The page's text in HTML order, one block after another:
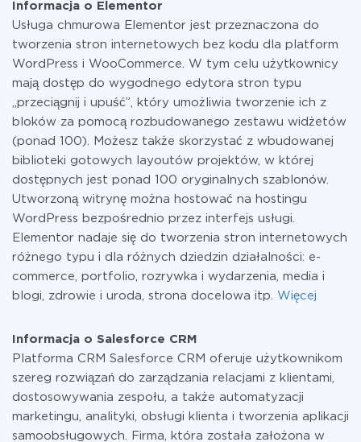
w razie potrzeby przełączyć się na płatną. Więcej
informacji otaryfach.
Informacja o Elementor
Usługa chmurowa Elementor jest przeznaczona do
tworzenia stron internetowych bez kodu dla platform
WordPress i WooCommerce. W tym celu użytkownicy
mają dostęp do wygodnego edytora stron typu
„przeciągnij i upuść”, który umożliwia tworzenie ich z
bloków za pomocą rozbudowanego zestawu widżetów
(ponad 100). Możesz także skorzystać z wbudowanej
biblioteki gotowych layoutów projektów, w której
dostępnych jest ponad 100 oryginalnych szablonów.
Utworzoną witrynę można hostować na hostingu
WordPress bezpośrednio przez interfejs usługi.
Elementor nadaje się do tworzenia stron internetowych
różnego typu i dla różnych dziedzin działalności: e-
commerce, portfolio, rozrywka i wydarzenia, media i
blogi, zdrowie i uroda, strona docelowa itp. Więcej
Informacja o Salesforce CRM
Platforma CRM Salesforce CRM oferuje użytkownikom
szereg rozwiązań do zarządzania relacjami z klientami,
dostosowywania zespołu, a także automatyzacji
marketingu, analityki, obsługi klienta i tworzenia aplikacji
samoobsługowych. Firma, która została założona w